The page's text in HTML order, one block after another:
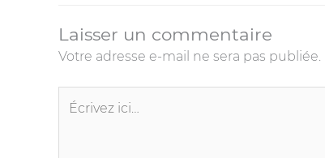
Laisser un commentaire
Votre adresse e-mail ne sera pas publiée.